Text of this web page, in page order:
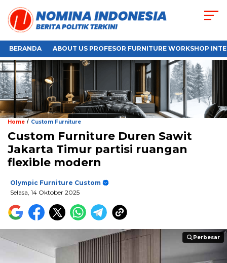
BERANDA ABOUT US PROFESOR FURNITURE WORKSHOP
Home / Custom Furniture
Custom Furniture Duren Sawit
Jakarta Timur partisi ruangan
flexible modern
Olympic Furniture Custom
Selasa, 14 Oktober 2025
Perbesar
Perbesar